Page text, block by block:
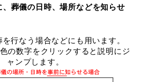
、葬儀の日時、場所などを知らせ
行なう場合などにも用います。
の数字をクリックすると説明にジ
ャンプします。